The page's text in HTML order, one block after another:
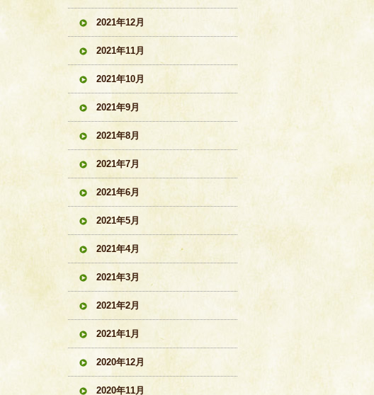
2021年12月
2021年11月
2021年10月
2021年9月
2021年8月
2021年7月
2021年6月
2021年5月
2021年4月
2021年3月
2021年2月
2021年1月
2020年12月
2020年11月